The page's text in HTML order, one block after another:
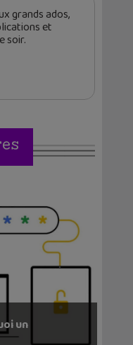
grands ados,
et
soir.
un